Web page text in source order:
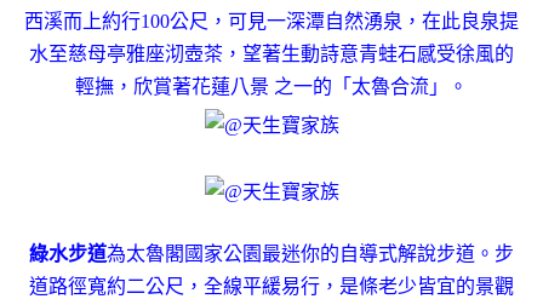
西溪而上約行100公尺，可見一深潭自然湧泉，在此良泉提
水至慈母亭雅座沏壺茶，望著生動詩意青蛙石感受徐風的
輕撫，欣賞著花蓮八景 之一的「太魯合流」。
綠水步道為太魯閣國家公園最迷你的自導式解說步道。步
道路徑寬約二公尺，全線平緩易行，是條老少皆宜的景觀